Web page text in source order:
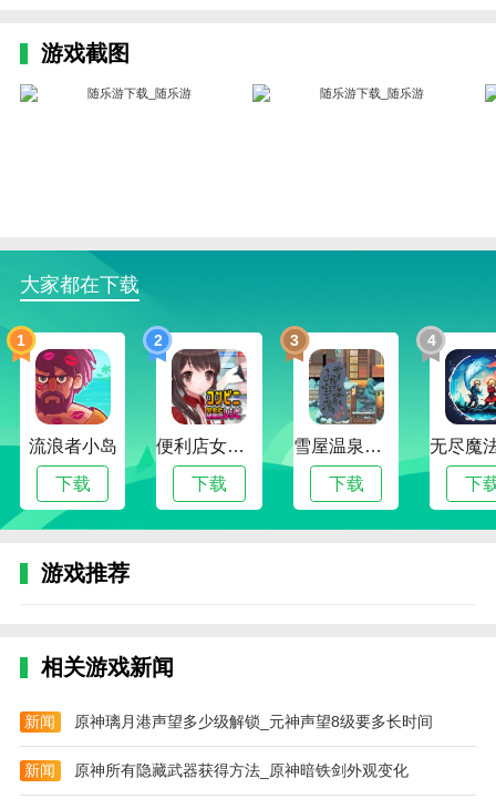
建议您通过手机系统授权随乐游的通知并在浮窗显示权
限，或关注官方微信微信官方账号“随乐游”，排队时会
心】-【游戏应用】中填写申请表，并提交相关游戏上
传材料。
您可以在“我的资产-可用时间”中查看您的可用时间及其
相应的有效期。
礼包码怎么兑换？
您可以在【个人中心】-【我的卡包】-【礼包兑换】中
兑换。
iOS设备怎么玩？
IOS设备可以在Safari或ChromeiOS设备上下载“随乐游
新。
网页端的用户按住ESC键，安卓端的用户点击右上角的
悬停按钮调出菜单栏。单击【修复屏幕】尝试修复。如
果无法解决，您可以尝试重新启动游戏。如果仍然无法
游戏截图
大家都在下载
1
流浪者小岛
下载
2
便利店女孩moonband
下载
3
雪屋温泉旅馆下载官方版正版
下载
4
下
游戏推荐
相关游戏新闻
新闻 原神璃月港声望多少级解锁_元神声望8级要多长时间
新闻 原神所有隐藏武器获得方法_原神暗铁剑外观变化